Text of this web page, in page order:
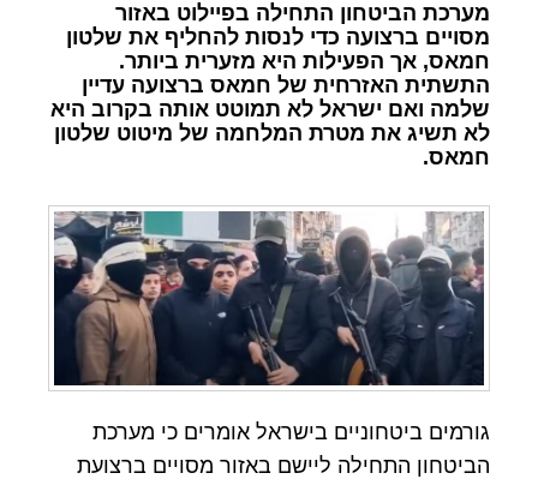
מערכת הביטחון התחילה בפיילוט באזור
מסויים ברצועה כדי לנסות להחליף את שלטון
חמאס, אך הפעילות היא מזערית ביותר.
התשתית האזרחית של חמאס ברצועה עדיין
שלמה ואם ישראל לא תמוטט אותה בקרוב היא
לא תשיג את מטרת המלחמה של מיטוט שלטון
חמאס.
גורמים ביטחוניים בישראל אומרים כי מערכת
הביטחון התחילה ליישם באזור מסויים ברצועת